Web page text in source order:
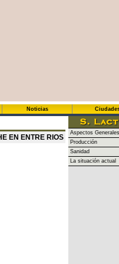
Noticias
EN ENTRE RIOS
Aspectos Generales
Producción
Sanidad
La situación actual